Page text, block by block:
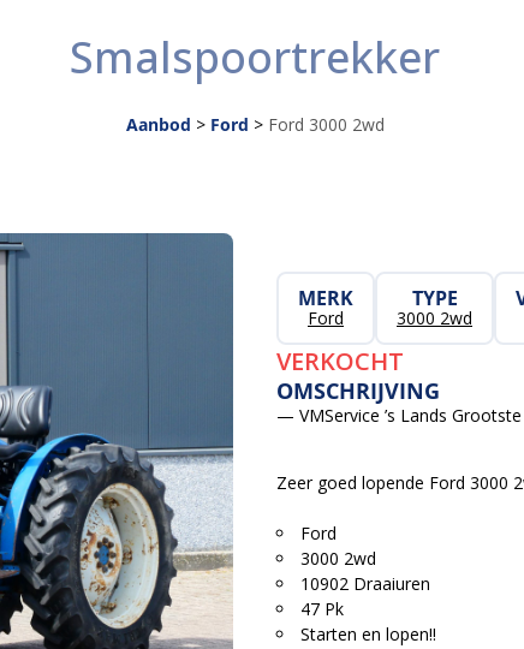
Smalspoortrekker
Aanbod > Ford > Ford 3000 2wd
MERK
Ford
TYPE
3000 2wd
VERKOCHT
OMSCHRIJVING
— VMService ’s Lands
Zeer goed lopende Ford 3000
Ford
3000 2wd
10902 Draaiuren
47 Pk
Starten en lopen!!